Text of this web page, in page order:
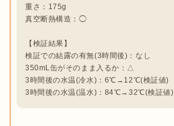
重さ：175g
真空断熱構造：◯
【検証結果】
検証での結露の有無(3時間後)：なし
350mL缶がそのまま入るか：△
3時間後の水温(冷水)：6℃→12℃(検証値)
3時間後の水温(温水)：84℃→32℃(検証値)